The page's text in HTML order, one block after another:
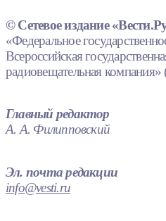
© Сетевое издание
«Федеральное
Всероссийская
радиовещательная
Главный редактор
А. А. Филипповский
Эл. почта редакции
info@vesti.ru